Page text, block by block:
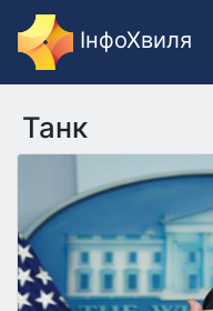
ІнфоХвиля
Танк